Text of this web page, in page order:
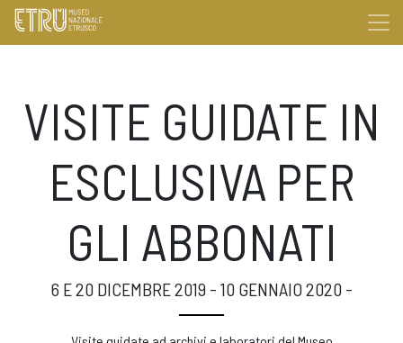
VISITE GUIDATE IN
ESCLUSIVA PER
GLI ABBONATI
6 E 20 DICEMBRE 2019 - 10 GENNAIO 2020 -